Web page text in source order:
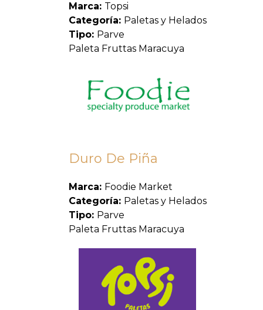
Marca: Topsi
Categoría: Paletas y Helados
Tipo: Parve
Paleta Fruttas Maracuya
Duro De Piña
Marca: Foodie Market
Categoría: Paletas y Helados
Tipo: Parve
Paleta Fruttas Maracuya